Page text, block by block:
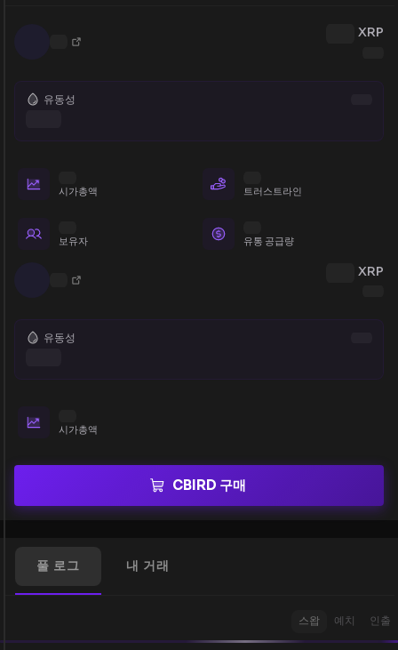
XRP
유동성
시가총액 트러스트라인
보유자 유통 공급량
XRP
유동성
시가총액
CBIRD 구매
풀 로그 내 거래
스왑 예치 인출